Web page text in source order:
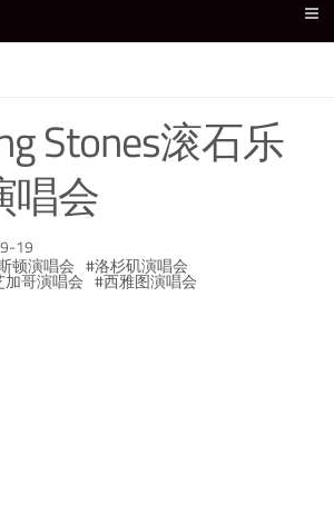
Stones滚石乐
唱会
19
顿演唱会 洛杉矶演唱会
加哥演唱会 西雅图演唱会